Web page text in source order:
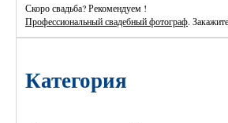
Скоро свадьба? Рекомендуем !
Профессиональный свадебный фотограф.
Категория